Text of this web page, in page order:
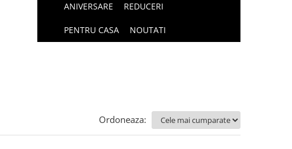
ANIVERSARE REDUCERI
PENTRU CASA NOUTATI
Ordoneaza: